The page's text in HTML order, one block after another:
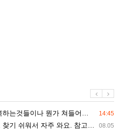
14:45
새를 미리 알아차리기 위함이지 저걸 전쟁준비라고 하…
08.05
로 무료스포츠중계 정보 확인할 때 출처 꼭 체크해요.…